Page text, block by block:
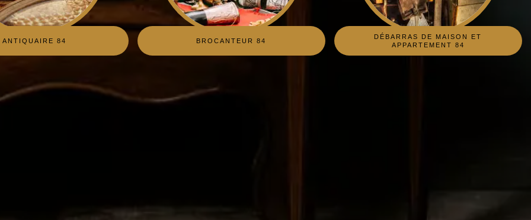
ANTIQUAIRE 84 BROCANTEUR 84
DÉBARRAS DE MAISON ET
APPARTEMENT 84